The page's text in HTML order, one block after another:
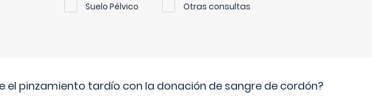
Suelo Pélvico Otras consultas
el pinzamiento tardío con la donación de sangre de cordón?